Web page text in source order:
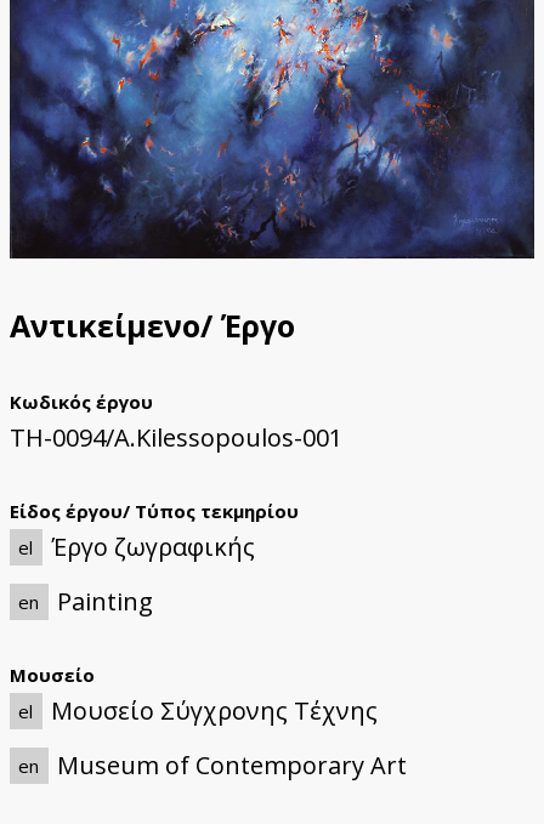
Αντικείμενο/ Έργο
Κωδικός έργου
TH-0094/A.Kilessopoulos-001
Είδος έργου/ Τύπος τεκμηρίου
el
Έργο ζωγραφικής
en Painting
Μουσείο
el
Μουσείο Σύγχρονης Τέχνης
en Museum of Contemporary Art